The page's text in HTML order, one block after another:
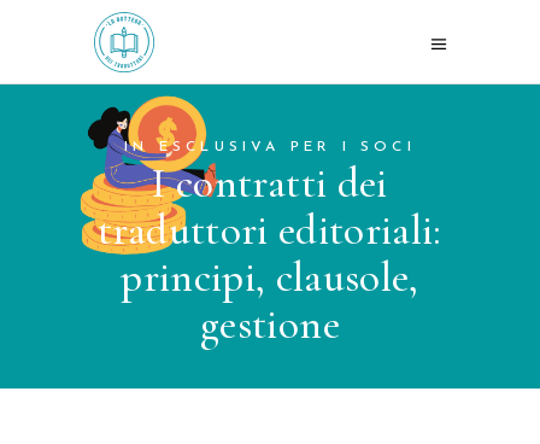
IN ESCLUSIVA PER I SOCI
I contratti dei
traduttori editoriali:
principi, clausole,
gestione